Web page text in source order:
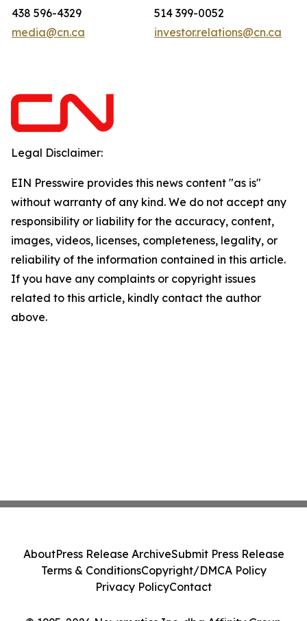
438 596-4329
media@cn.ca
514 399-0052
investor.relations@cn.ca
Legal Disclaimer:
EIN Presswire provides this news content "as is"
without warranty of any kind. We do not accept any
responsibility or liability for the accuracy, content,
images, videos, licenses, completeness, legality, or
reliability of the information contained in this article.
If you have any complaints or copyright issues
related to this article, kindly contact the author
above.
AboutPress Release ArchiveSubmit Press Release
Terms & ConditionsCopyright/DMCA Policy
Privacy PolicyContact